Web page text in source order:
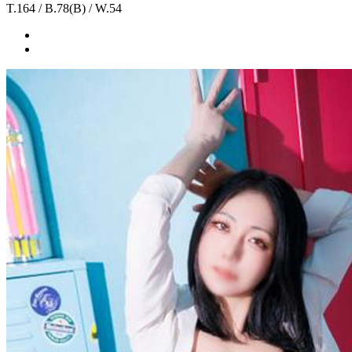
T.164 / B.78(B) / W.54